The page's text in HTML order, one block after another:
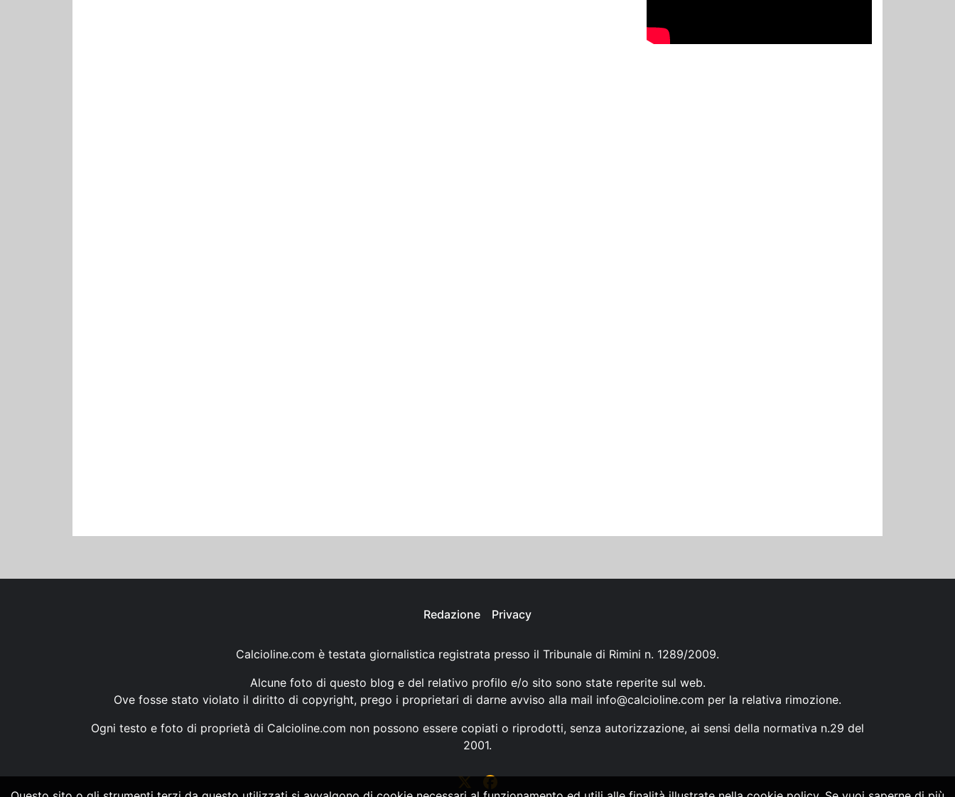
Redazione Privacy
Calcioline.com è testata giornalistica registrata presso il Tribunale di Rimini n. 1289/2009.
Alcune foto di questo blog e del relativo profilo e/o sito sono state reperite sul web.
Ove fosse stato violato il diritto di copyright, prego i proprietari di darne avviso alla mail info@calcioline.com per la relativa rimozione.
Ogni testo e foto di proprietà di Calcioline.com non possono essere copiati o riprodotti, senza autorizzazione, ai sensi della normativa n.29 del
2001.